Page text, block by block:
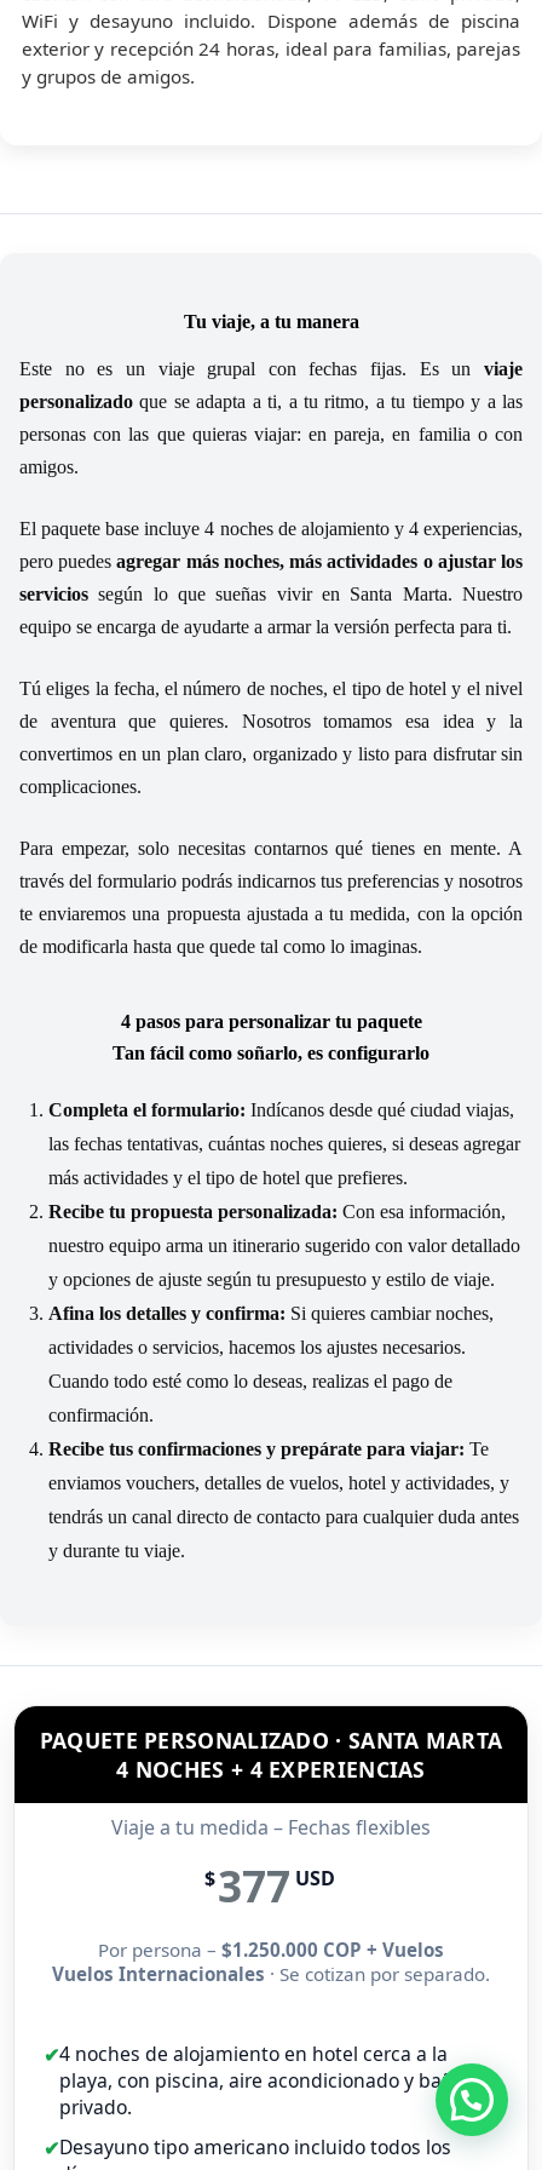
WiFi y desayuno incluido. Dispone además de piscina
exterior y recepción 24 horas, ideal para familias, parejas
y grupos de amigos.
Tu viaje, a tu manera
Este no es un viaje grupal con fechas fijas. Es un viaje
personalizado que se adapta a ti, a tu ritmo, a tu tiempo y a las
personas con las que quieras viajar: en pareja, en familia o con
amigos.
El paquete base incluye 4 noches de alojamiento y 4 experiencias,
pero puedesagregar más noches, más actividades o ajustar los
servicios según lo que sueñas vivir en Santa Marta. Nuestro
equipo se encarga de ayudarte a armar la versión perfecta para ti.
Tú eliges la fecha, el número de noches, el tipo de hotel y el nivel
de aventura que quieres. Nosotros tomamos esa idea y la
convertimos en un plan claro, organizado y listo para disfrutar sin
complicaciones.
Para empezar, solo necesitas contarnos qué tienes en mente. A
través del formulario podrás indicarnos tus preferencias y nosotros
te enviaremos una propuesta ajustada a tu medida, con la opción
de modificarla hasta que quede tal como lo imaginas.
4 pasos para personalizar tu paquete
Tan fácil como soñarlo, es configurarlo
Completa el formulario: Indícanos desde qué ciudad viajas,
las fechas tentativas, cuántas noches quieres, si deseas agregar
más actividades y el tipo de hotel que prefieres.
Recibe tu propuesta personalizada: Con esa información,
nuestro equipo arma un itinerario sugerido con valor detallado
y opciones de ajuste según tu presupuesto y estilo de viaje.
Afina los detalles y confirma: Si quieres cambiar noches,
actividades o servicios, hacemos los ajustes necesarios.
Cuando todo esté como lo deseas, realizas el pago de
confirmación.
Recibe tus confirmaciones y prepárate para viajar: Te
enviamos vouchers, detalles de vuelos, hotel y actividades, y
tendrás un canal directo de contacto para cualquier duda antes
y durante tu viaje.
PAQUETE PERSONALIZADO · SANTA MARTA
4 NOCHES + 4 EXPERIENCIAS
Viaje a tu medida – Fechas flexibles
$377 USD
Por persona – $1.250.000 COP + Vuelos
Vuelos Internacionales · Se cotizan por separado.
4 noches de alojamiento en hotel cerca a la
playa, con piscina, aire acondicionado y baño
privado.
Desayuno tipo americano incluido todos los